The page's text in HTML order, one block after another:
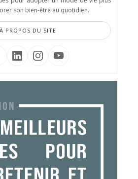
son bien-être au quotidien.
À PROPOS DU SITE